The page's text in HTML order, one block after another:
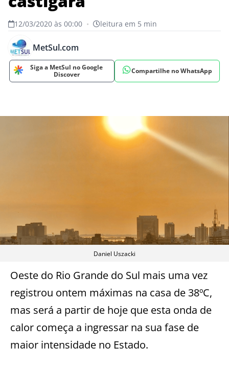
12/03/2020 às 00:00 • leitura em 5 min
MetSul.com
Siga a MetSul no Google
Discover
Compartilhe no WhatsApp
Daniel Uszacki
Oeste do Rio Grande do Sul mais uma vez
registrou ontem máximas na casa de 38ºC,
mas será a partir de hoje que esta onda de
calor começa a ingressar na sua fase de
maior intensidade no Estado.